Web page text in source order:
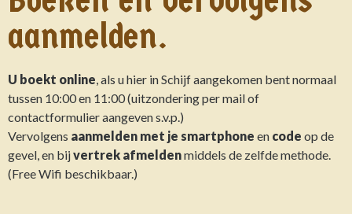
aanmelden.
U boekt online, als u hier in Schijf aangekomen bent normaal
tussen 10:00 en 11:00 (uitzondering per mail of
contactformulier aangeven s.v.p.)
Vervolgens aanmelden met je smartphone en code op de
gevel, en bijvertrek afmeldenmiddels de zelfde methode.
(Free Wifi beschikbaar.)